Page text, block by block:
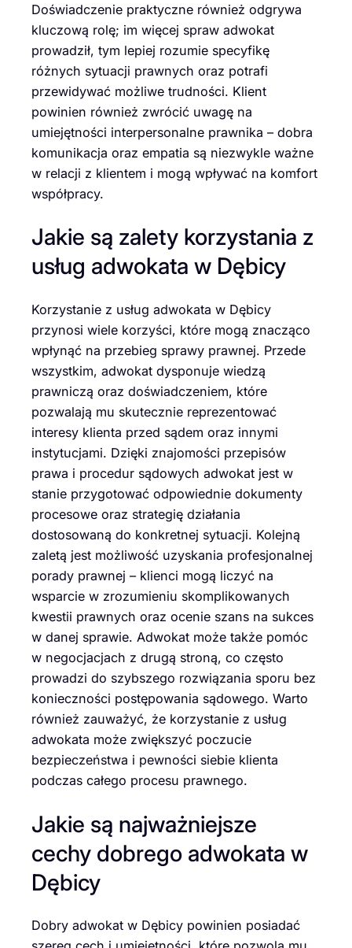
Doświadczenie praktyczne również odgrywa
kluczową rolę; im więcej spraw adwokat
prowadził, tym lepiej rozumie specyfikę
różnych sytuacji prawnych oraz potrafi
przewidywać możliwe trudności. Klient
powinien również zwrócić uwagę na
umiejętności interpersonalne prawnika – dobra
komunikacja oraz empatia są niezwykle ważne
w relacji z klientem i mogą wpływać na komfort
współpracy.
Jakie są zalety korzystania z
usług adwokata w Dębicy
Korzystanie z usług adwokata w Dębicy
przynosi wiele korzyści, które mogą znacząco
wpłynąć na przebieg sprawy prawnej. Przede
wszystkim, adwokat dysponuje wiedzą
prawniczą oraz doświadczeniem, które
pozwalają mu skutecznie reprezentować
interesy klienta przed sądem oraz innymi
instytucjami. Dzięki znajomości przepisów
prawa i procedur sądowych adwokat jest w
stanie przygotować odpowiednie dokumenty
procesowe oraz strategię działania
dostosowaną do konkretnej sytuacji. Kolejną
zaletą jest możliwość uzyskania profesjonalnej
porady prawnej – klienci mogą liczyć na
wsparcie w zrozumieniu skomplikowanych
kwestii prawnych oraz ocenie szans na sukces
w danej sprawie. Adwokat może także pomóc
w negocjacjach z drugą stroną, co często
prowadzi do szybszego rozwiązania sporu bez
konieczności postępowania sądowego. Warto
również zauważyć, że korzystanie z usług
adwokata może zwiększyć poczucie
bezpieczeństwa i pewności siebie klienta
podczas całego procesu prawnego.
Jakie są najważniejsze
cechy dobrego adwokata w
Dębicy
Dobry adwokat w Dębicy powinien posiadać